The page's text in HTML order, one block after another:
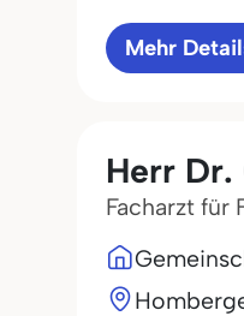
Mehr
Herr
Facharzt für